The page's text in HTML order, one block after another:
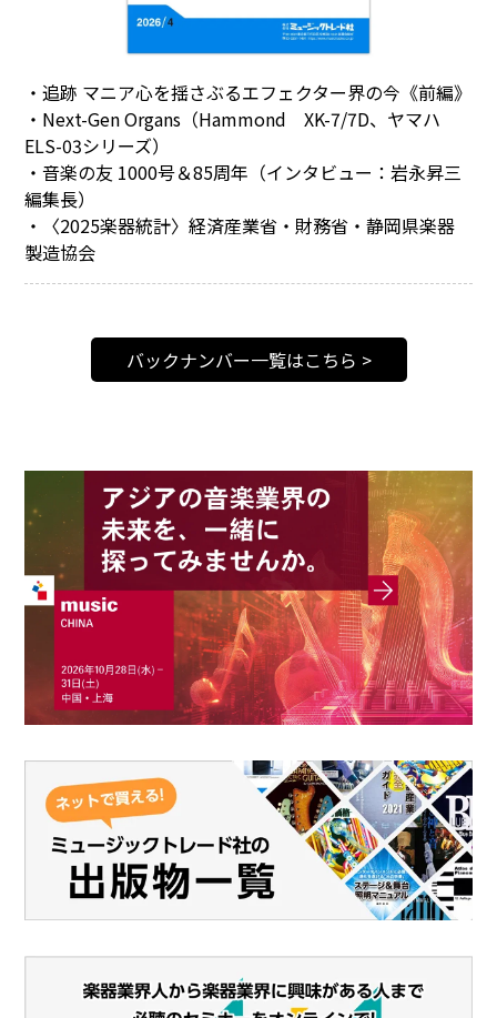
バックナンバー一覧はこちら >
・追跡 マニア心を揺さぶるエフェクター界の今《前編》
・Next-Gen Organs（Hammond XK-7/7D、ヤマハ
ELS-03シリーズ）
・音楽の友 1000号＆85周年（インタビュー：岩永昇三
編集長）
・〈2025楽器統計〉経済産業省・財務省・静岡県楽器
製造協会